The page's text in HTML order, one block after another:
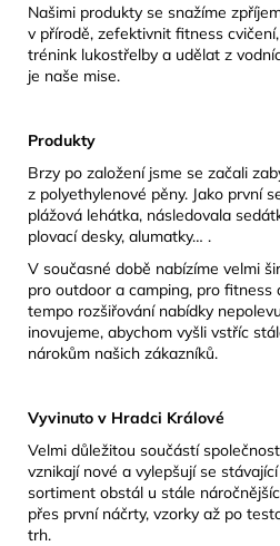
Našimi produkty se snažíme
v přírodě, zefektivnit fitness
trénink lukostřelby a udělat z
je naše mise.
Produkty
Brzy po založení jsme se začali
z polyethylenové pěny. Jako první
plážová lehátka, následovala
plovací desky, alumatky… .
V současné době nabízíme velmi
pro outdoor a camping, pro fitness
tempo rozšiřování nabídky
inovujeme, abychom vyšli vstříc
nárokům našich zákazníků.
Vyvinuto v Hradci Králové
Velmi důležitou součástí
vznikají nové a vylepšují se
sortiment obstál u stále
přes první náčrty, vzorky až po
trh.